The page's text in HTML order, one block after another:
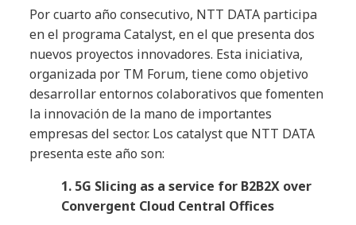
Por cuarto año consecutivo, NTT DATA participa
en el programa Catalyst, en el que presenta dos
nuevos proyectos innovadores. Esta iniciativa,
organizada por TM Forum, tiene como objetivo
desarrollar entornos colaborativos que fomenten
la innovación de la mano de importantes
empresas del sector. Los catalyst que NTT DATA
presenta este año son:
1. 5G Slicing as a service for B2B2X over
Convergent Cloud Central Offices